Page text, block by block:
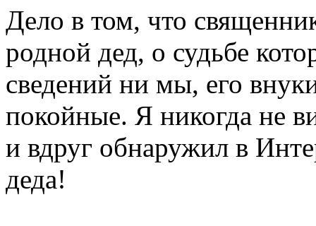
Дело в том, что
родной дед, о судьбе
сведений ни мы, его
покойные. Я никогда не
и вдруг обнаружил в
деда!